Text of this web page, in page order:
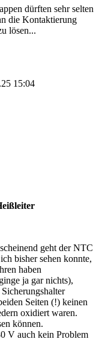
dürften sehr selten
die Kontaktierung
lösen...
15:04
geht der NTC
bisher sehen konnte,
haben
ja gar nichts),
Seiten (!) keinen
oxidiert waren.
können.
V auch kein Problem